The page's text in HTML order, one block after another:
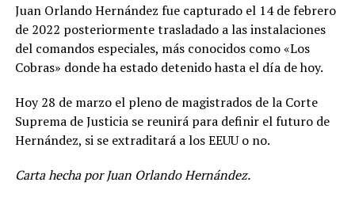
Juan Orlando Hernández fue capturado el 14 de febrero
de 2022 posteriormente trasladado a las instalaciones
del comandos especiales, más conocidos como «Los
Cobras» donde ha estado detenido hasta el día de hoy.
Hoy 28 de marzo el pleno de magistrados de la Corte
Suprema de Justicia se reunirá para definir el futuro de
Hernández, si se extraditará a los EEUU o no.
Carta hecha por Juan Orlando Hernández.